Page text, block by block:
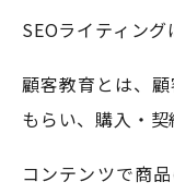
SEOライティング
顧客教育とは、
もらい、購入・契
コンテンツで商